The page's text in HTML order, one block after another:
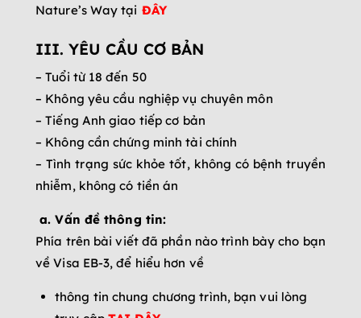
Nature’s Way tại ĐÂY
III. YÊU CẦU CƠ BẢN
– Tuổi từ 18 đến 50
– Không yêu cầu nghiệp vụ chuyên môn
– Tiếng Anh giao tiếp cơ bản
– Không cần chứng minh tài chính
– Tình trạng sức khỏe tốt, không có bệnh truyền
nhiễm, không có tiền án
a.Vấn đề thông tin:
Phía trên bài viết đã phần nào trình bày cho bạn
về Visa EB-3, để hiểu hơn về
thông tin chung chương trình, bạn vui lòng